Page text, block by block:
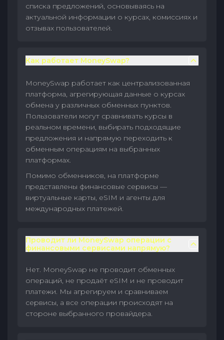
списка предложений, основываясь на
актуальной информации о курсах, комиссиях и
отзывах пользователей.
Как работает MoneySwap?
MoneySwap работает как централизованная
платформа, агрегирующая данные о курсах
обмена у различных обменных пунктов.
Пользователи могут сравнивать курсы в
реальном времени, выбирать подходящие
предложения и напрямую переходить к
обменным операциям на выбранных
платформах.
Помимо обменников, на платформе
представлены финансовые сервисы —
виртуальные карты, eSIM и агенты для
международных платежей.
Проводит ли MoneySwap операции с
финансовыми сервисами напрямую?
Нет. MoneySwap не проводит обменных
операций, не продаёт eSIM и не проводит
платежи. Мы агрегируем и сравниваем
сервисы, а все операции происходят на
стороне выбранного провайдера.